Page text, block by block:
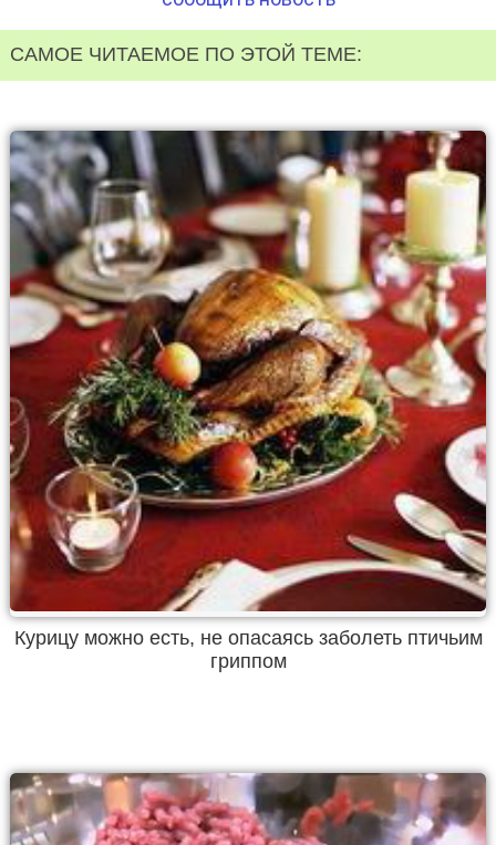
САМОЕ ЧИТАЕМОЕ ПО ЭТОЙ ТЕМЕ:
Курицу можно есть, не опасаясь заболеть птичьим
гриппом